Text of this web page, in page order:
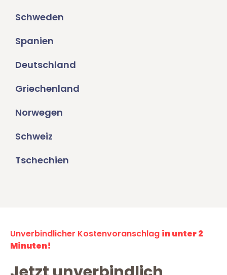
Schweden
Spanien
Deutschland
Griechenland
Norwegen
Schweiz
Tschechien
Unverbindlicher Kostenvoranschlag in unter 2
Minuten!